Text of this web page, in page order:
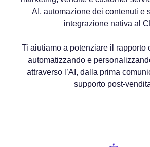
AI, automazione dei contenuti e
integrazione nativa al
Ti aiutiamo a potenziare il rapporto
automatizzando e
attraverso l’AI, dalla prima
supporto post-